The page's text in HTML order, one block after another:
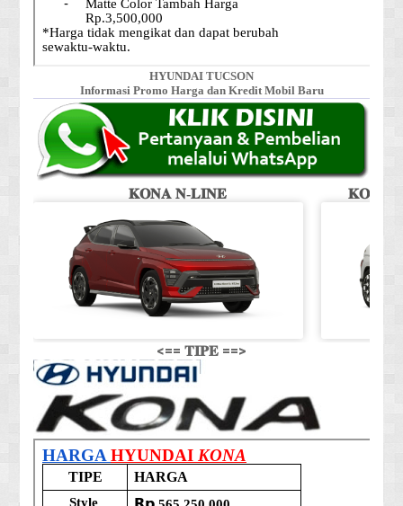
HYUNDAI TUCSON
Informasi Promo Harga dan Kredit Mobil Baru
𝐊𝐎𝐍𝐀 𝐍-𝐋𝐈𝐍𝐄 𝐊𝐎𝐍𝐀
<== 𝐓𝐈𝐏𝐄 ==>